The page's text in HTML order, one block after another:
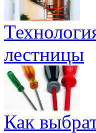
лестницы
Как